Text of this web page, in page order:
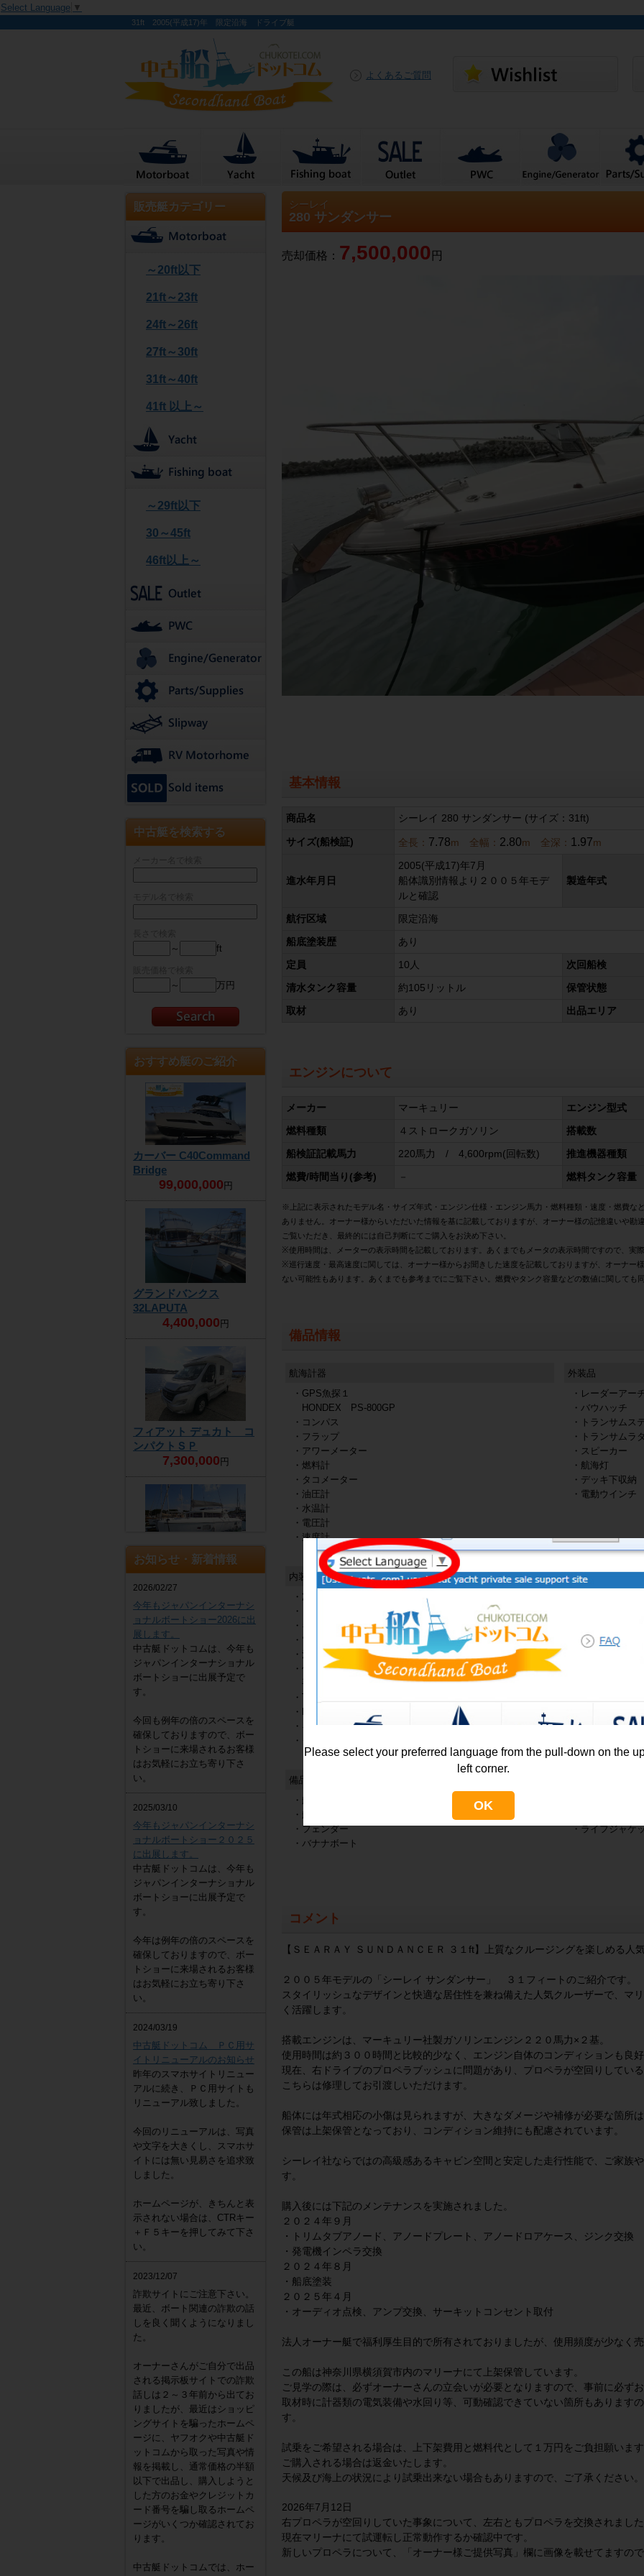
Select Language ▼
31ft 2005(平成17)年 限定沿海 ドライブ艇
よくあるご質問
販売艇カテゴリー
～20ft以下
21ft～23ft
24ft～26ft
27ft～30ft
31ft～40ft
41ft 以上～
～29ft以下
30～45ft
46ft以上～
中古艇を検索する
～ ft
～ 万円
おすすめ艇のご紹介
カーバー C40Command
Bridge
99,000,000円
グランドバンクス
32LAPUTA
4,400,000 円
フィアット デュカト コ
ンパクトＳＰ
7,300,000 円
商談中
ヤンマー DE30EZ
お知らせ・新着情報
2026/02/27
今年もジャパンインターナシ
ョナルボートショー2026に出
展します。
中古艇ドットコムは、今年も
ジャパンインターナショナル
ボートショーに出展予定で
す。
今回も例年の倍のスペースを
確保しておりますので、ボー
トショーに来場されるお客様
はお気軽にお立ち寄り下さ
い。
2025/03/10
今年もジャパンインターナシ
ョナルボートショー２０２５
に出展します。
中古艇ドットコムは、今年も
ジャパンインターナショナル
ボートショーに出展予定で
す。
今年は例年の倍のスペースを
確保しておりますので、ボー
トショーに来場されるお客様
はお気軽にお立ち寄り下さ
い。
2024/03/19
中古艇ドットコム ＰＣ用サ
イトリニューアルのお知らせ
昨年のスマホサイトリニュー
アルに続き、ＰＣ用サイトも
リニューアル致しました。
今回のリニューアルは、写真
や文字を大きくし、スマホサ
イトには無い見易さを追求致
しました。
ホームページが、きちんと表
示されない場合は、CTRキー
＋Ｆ５キーを押してみて下さ
い。
2023/12/07
詐欺サイトにご注意下さい。
最近、ボート関連の詐欺の話
しを良く聞くようになりまし
た。
オーナーさんがご自分で出品
される掲示板サイトでの詐欺
話しは２～３年前から出てお
りましたが、最近はショッピ
ングサイトを騙ったホームペ
ージに、ヤフオクや中古艇ド
ットコムから取った写真や情
報を掲載し、通常価格の半額
以下で出品し、購入しようと
した方のお金やクレジットカ
ード番号を騙し取るホームペ
ージがいくつか確認されてお
ります。
中古艇ドットコムでは、ホー
シーレイ
280 サンダンサー
売却価格： 7,500,000 円
基本情報
商品名 シーレイ 280 サンダンサー (サイズ：31ft)
サイズ(船検証) 全長： 7.78m 全幅： 2.80m 全深： 1.97m
進水年月日
2005(平成17)年7月
船体識別情報より２００５年モデ
ルと確認
製造年式
航行区域 限定沿海
船底塗装歴 あり
定員 10人 次回船検
清水タンク容量 約105リットル 保管状態
取材 あり 出品エリア
エンジンについて
メーカー マーキュリー エンジン型式
燃料種類 ４ストロークガソリン 搭載数
船検証記載馬力 220馬力 / 4,600rpm(回転数) 推進機器種類
燃費/時間当り(参考) 燃料タンク容量
※上記に表示されたモデル名・サイズ年式・エンジン仕様・エンジン馬力・燃料種類・速度・燃費な
ありません。オーナー様からいただいた情報を基に記載しておりますが、オーナー様の記憶違いや勘
ご覧いただき、最終的には自己判断にてご購入をお決め下さい。
※使用時間は、メーターの表示時間を記載しております。あくまでもメータの表示時間ですので、実
※巡行速度・最高速度に関しては、オーナー様からお聞きした速度を記載しておりますが、オーナー
ない可能性もあります。あくまでも参考までにご覧下さい。燃費やタンク容量などの数値に関しても同
備品情報
航海計器
・GPS魚探１
HONDEX PS-800GP
・コンパス
・フラップ
・アワーメーター
・燃料計
・タコメーター
・油圧計
・水温計
・電圧計
・速度計
外装品
・レーダーアー
・バウハッチ
・トランサムス
・トランサムラ
・スピーカー
・航海灯
・デッキ下収納
・電動ウインチ
内装品
・冷蔵庫
・コンロ
・ギャレーシンク
・電子レンジ
・清水シャワー
・個室トイレ
手動マリントイレ
・TV
・DVDプレーヤー
・キャビンライト
・クルー用ベッド
装備品
・マリンVHF
備品
・船台
・船体カバー
・フェンダー
・バナナボート
・法定備品(一
・ライフジャケ
コメント
【ＳＥＡＲＡＹ ＳＵＮＤＡＮＣＥＲ ３１ft】上質なクルージングを楽しめる人
２００５年モデルの「シーレイ サンダンサー」 ３１フィートのご紹介です。
スタイリッシュなデザインと快適な居住性を兼ね備えた人気クルーザーで、マ
く活躍します。
搭載エンジンは、マーキュリー社製ガソリンエンジン２２０馬力×２基。
使用時間は約３００時間と比較的少なく、エンジン自体のコンディションも良好
現在、右ドライブのプロペラブッシュに問題があり、プロペラが空回りしている
こちらは修理してお引渡しいただけます。
船体には年式相応の小傷は見られますが、大きなダメージや補修が必要な箇所は
保管は上架保管となっており、コンディション維持にも配慮されています。
シーレイ社ならではの高級感あるキャビン空間と安定した走行性能で、ご家族
す。
購入後には下記のメンテナンスを実施されました。
２０２４年９月
・トリムタブアノード、アノードプレート、アノードロアケース、ジンク交換
・発電機インペラ交換
２０２４年８月
・船底塗装
２０２５年４月
・オーディオ点検、アンプ交換、サーキットコンセント取付
法人オーナー艇で福利厚生目的で所有されておりましたが、使用頻度が少なく売
この船は神奈川県横須賀市内のマリーナにて上架保管しています。
ご見学の際は、必ずオーナーさんの立会いが必要となりますので、事前に必ず
取材時に計器類の電気装備や水回り等、可動確認できていない箇所もあります
す。
試乗をご希望される場合は、上下架費用と燃料代として１万円をご負担願います
ご購入される場合は返金いたします。
天候及び海上の状況により試乗出来ない場合もありますので、ご了承ください。
2026年7月12日
右プロペラが空回りしていた事象について、左右ともプロペラを交換されました
現在マリーナにて試運転し正常動作するか確認中です。
新しいプロペラについて、「オーナー様ご提供写真」欄に画像を載せてますので
Please select your preferred language from the pull-down on the
left corner.
OK